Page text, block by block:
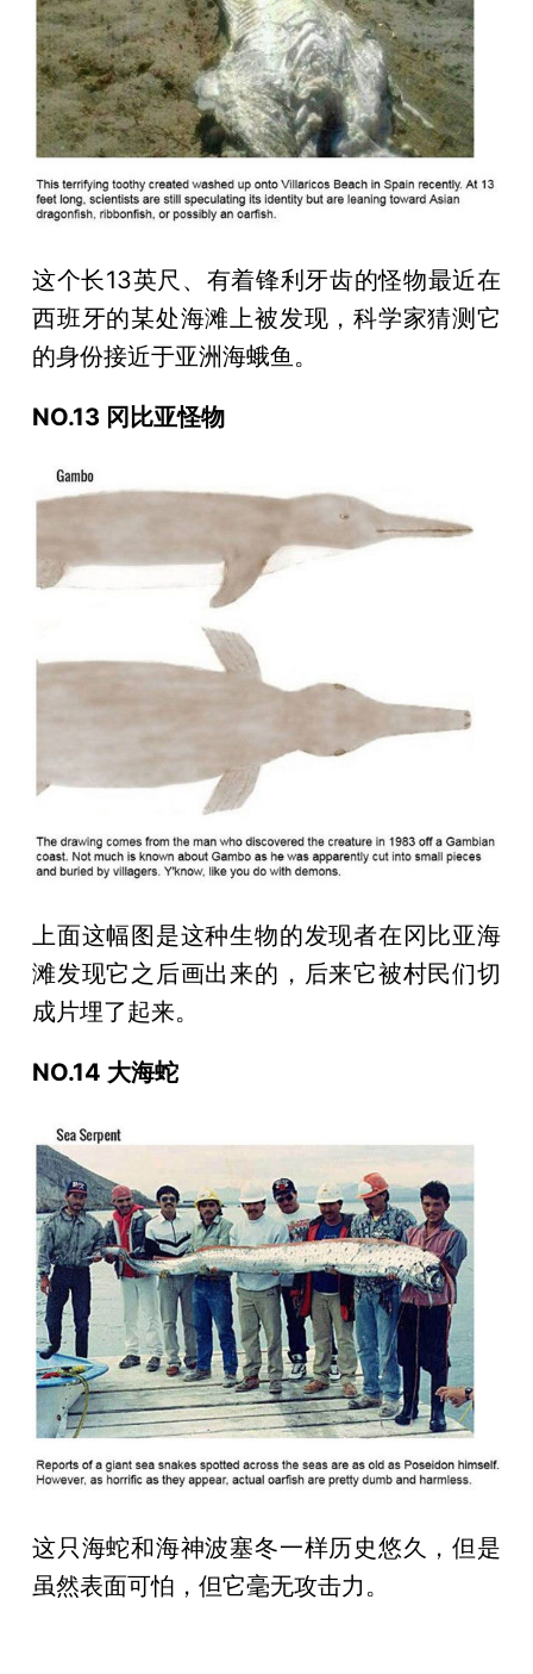
这个长13英尺、有着锋利牙齿的怪物最近在
西班牙的某处海滩上被发现，科学家猜测它
的身份接近于亚洲海蛾鱼。
NO.13 冈比亚怪物
上面这幅图是这种生物的发现者在冈比亚海
滩发现它之后画出来的，后来它被村民们切
成片埋了起来。
NO.14 大海蛇
这只海蛇和海神波塞冬一样历史悠久，但是
虽然表面可怕，但它毫无攻击力。